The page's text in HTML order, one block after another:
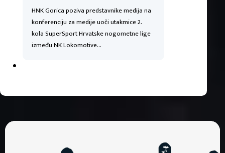
HNK Gorica poziva predstavnike medija na
konferenciju za medije uoči utakmice 2.
kola SuperSport Hrvatske nogometne lige
između NK Lokomotive…